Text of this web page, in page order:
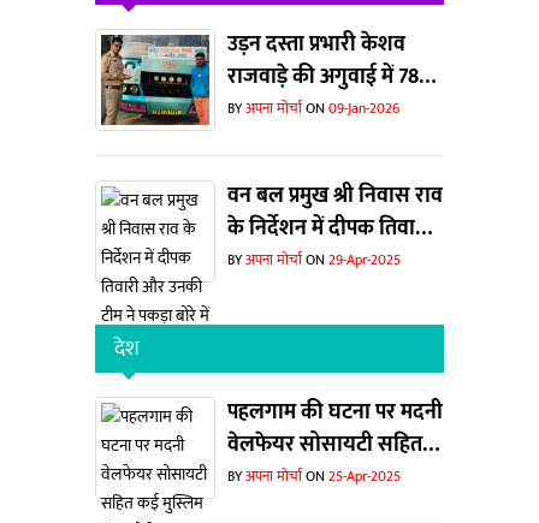
उड़न दस्ता प्रभारी केशव
राजवाड़े की अगुवाई में 78
बसों पर कार्रवाई
BYअपना मोर्चाON09-Jan-2026
वन बल प्रमुख श्री निवास राव
के निर्देशन में दीपक तिवारी
और उनकी टीम ने पकड़ा बोरे
BYअपना मोर्चाON29-Apr-2025
देश
पहलगाम की घटना पर मदनी
वेलफेयर सोसायटी सहित
कई मुस्लिम संगठनों ने
BYअपना मोर्चाON25-Apr-2025